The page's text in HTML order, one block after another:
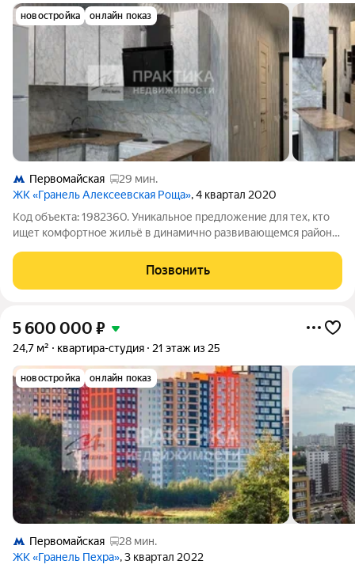
новостройка онлайн показ
Первомайская
29 мин.
ЖК «Гранель Алексеевская Роща», 4 квартал 2020
Код объекта: 1982360. Уникальное предложение для тех, кто
ищет комфортное жильё в динамично развивающемся районе
площадью 26,2 кв. м на 16-м этаже современного 24-этажного
дома, построенного в 2021
Позвонить
5 600 000 ₽
24,7 м² квартира-студия 21 этаж из 25
новостройка онлайн показ
Первомайская
28 мин.
ЖК «Гранель Пехра», 3 квартал 2022